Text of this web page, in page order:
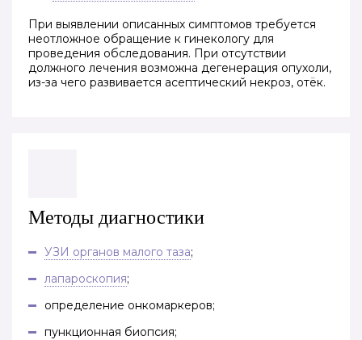
При выявлении описанных симптомов требуется
неотложное обращение к гинекологу для
проведения обследования. При отсутствии
должного лечения возможна дегенерация опухоли,
из-за чего развивается асептический некроз, отёк.
Методы диагностики
УЗИ органов малого таза;
лапароскопия;
определение онкомаркеров;
пункционная биопсия;